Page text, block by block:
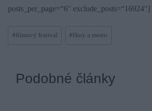
posts_per_page=“6″ exclude_posts=“16924″]
#filmový festival # Hory a mesto
Podobné články